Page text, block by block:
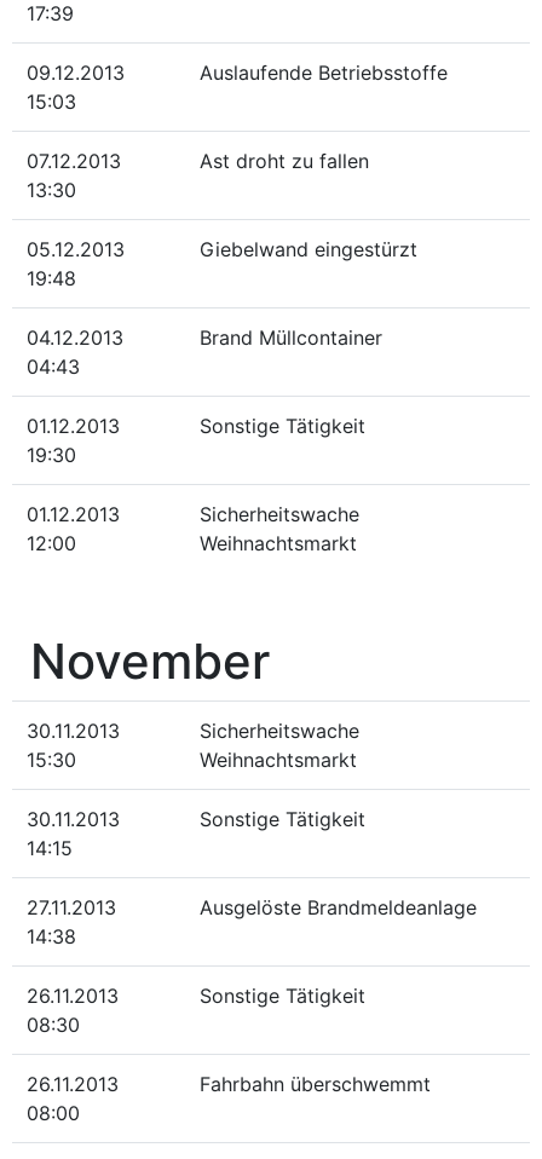
17:39
09.12.2013
15:03
Auslaufende Betriebsstoffe
07.12.2013
13:30
Ast droht zu fallen
05.12.2013
19:48
Giebelwand eingestürzt
04.12.2013
04:43
Brand Müllcontainer
01.12.2013
19:30
Sonstige Tätigkeit
01.12.2013
12:00
Sicherheitswache
Weihnachtsmarkt
November
30.11.2013
15:30
Sicherheitswache
Weihnachtsmarkt
30.11.2013
14:15
Sonstige Tätigkeit
27.11.2013
14:38
Ausgelöste Brandmeldeanlage
26.11.2013
08:30
Sonstige Tätigkeit
26.11.2013
08:00
Fahrbahn überschwemmt